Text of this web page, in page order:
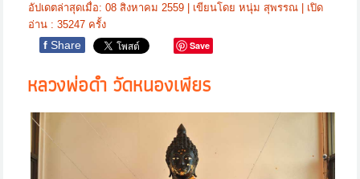
อัปเดตล่าสุดเมื่อ: 08 สิงหาคม 2559 | เขียนโดย หนุ่ม สุพรรณ | เปิด
อ่าน : 35247 ครั้ง
f Share Save
หลวงพ่อดำ วัดหนองเพียร